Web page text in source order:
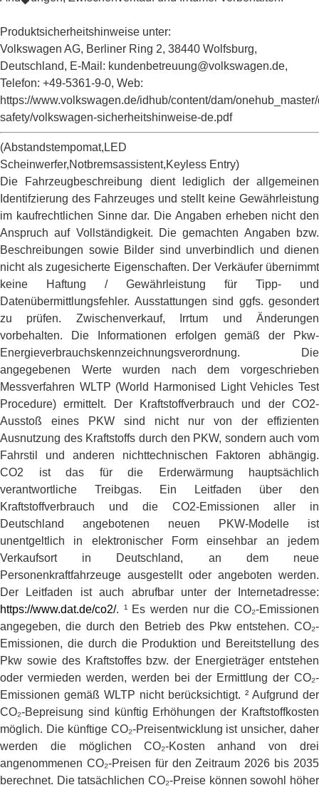
Produktsicherheitshinweise unter:
Volkswagen AG, Berliner Ring 2, 38440 Wolfsburg,
Deutschland, E-Mail: kundenbetreuung@volkswagen.de,
Telefon: +49-5361-9-0, Web:
https://www.volkswagen.de/idhub/content/dam/
safety/volkswagen-sicherheitshinweise-de.pdf
(Abstandstempomat,LED
Scheinwerfer,Notbremsassistent,Keyless Entry)
Die Fahrzeugbeschreibung dient lediglich der allgemeinen
Identifzierung des Fahrzeuges und stellt keine Gewährleistung
im kaufrechtlichen Sinne dar. Die Angaben erheben nicht den
Anspruch auf Vollständigkeit. Die gemachten Angaben bzw.
Beschreibungen sowie Bilder sind unverbindlich und dienen
nicht als zugesicherte Eigenschaften. Der Verkäufer übernimmt
keine Haftung / Gewährleistung für Tipp- und
Datenübermittlungsfehler. Ausstattungen sind ggfs. gesondert
zu prüfen. Zwischenverkauf, Irrtum und Änderungen
vorbehalten. Die Informationen erfolgen gemäß der Pkw-
Energieverbrauchskennzeichnungsverordnung. Die
angegebenen Werte wurden nach dem vorgeschrieben
Messverfahren WLTP (World Harmonised Light Vehicles Test
Procedure) ermittelt. Der Kraftstoffverbrauch und der CO2-
Ausstoß eines PKW sind nicht nur von der effizienten
Ausnutzung des Kraftstoffs durch den PKW, sondern auch vom
Fahrstil und anderen nichttechnischen Faktoren abhängig.
CO2 ist das für die Erderwärmung hauptsächlich
verantwortliche Treibgas. Ein Leitfaden über den
Kraftstoffverbrauch und die CO2-Emissionen aller in
Deutschland angebotenen neuen PKW-Modelle ist
unentgeltlich in elektronischer Form einsehbar an jedem
Verkaufsort in Deutschland, an dem neue
Personenkraftfahrzeuge ausgestellt oder angeboten werden.
Der Leitfaden ist auch abrufbar unter der Internetadresse:
https://www.dat.de/co2/. ¹ Es werden nur die CO₂-Emissionen
angegeben, die durch den Betrieb des Pkw entstehen. CO₂-
Emissionen, die durch die Produktion und Bereitstellung des
Pkw sowie des Kraftstoffes bzw. der Energieträger entstehen
oder vermieden werden, werden bei der Ermittlung der CO₂-
Emissionen gemäß WLTP nicht berücksichtigt. ² Aufgrund der
CO₂-Bepreisung sind künftig Erhöhungen der Kraftstoffkosten
möglich. Die künftige CO₂-Preisentwicklung ist unsicher, daher
werden die möglichen CO₂-Kosten anhand von drei
angenommenen CO₂-Preisen für den Zeitraum 2026 bis 2035
berechnet. Die tatsächlichen CO₂-Preise können sowohl höher